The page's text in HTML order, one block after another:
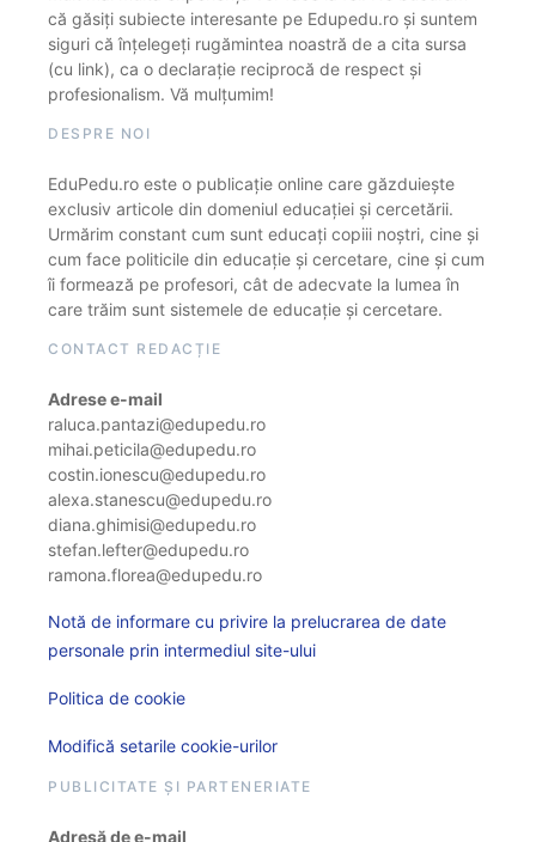
că găsiți subiecte interesante pe Edupedu.ro și suntem
siguri că înțelegeți rugămintea noastră de a cita sursa
(cu link), ca o declarație reciprocă de respect și
profesionalism. Vă mulțumim!
DESPRE NOI
EduPedu.ro este o publicație online care găzduiește
exclusiv articole din domeniul educației și cercetării.
Urmărim constant cum sunt educați copiii noștri, cine și
cum face politicile din educație și cercetare, cine și cum
îi formează pe profesori, cât de adecvate la lumea în
care trăim sunt sistemele de educație și cercetare.
CONTACT REDACȚIE
Adrese e-mail
raluca.pantazi@edupedu.ro
mihai.peticila@edupedu.ro
costin.ionescu@edupedu.ro
alexa.stanescu@edupedu.ro
diana.ghimisi@edupedu.ro
stefan.lefter@edupedu.ro
ramona.florea@edupedu.ro
Notă de informare cu privire la prelucrarea de date
personale prin intermediul site-ului
Politica de cookie
Modifică setarile cookie-urilor
PUBLICITATE ȘI PARTENERIATE
Adresă de e-mail